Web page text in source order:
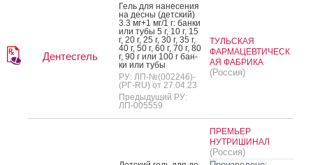
Дентесгель
Гель для на­несе­ния
на дес­ны (дет­ский)
3.3 мг+1 мг/1 г: бан­ки
или ту­бы 5 г, 10 г, 15
г, 20 г, 25 г, 30 г, 35 г,
40 г, 50 г, 60 г, 70 г, 80
г, 90 г или 100 г бан­
ки или ту­бы
РУ: ЛП-№(002246)-
(РГ-RU) от 27.04.23
Предыдущий РУ:
ЛП-005559
ТУЛЬСКАЯ
ФАРМАЦЕВТИЧЕСК
АЯ ФАБРИКА
(Россия)
ПРЕМЬЕР
НУТРИШИНАЛ
(Россия)